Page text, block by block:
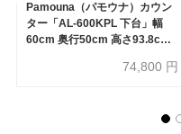
Pamouna（パモウナ）カウン
ター「AL-600KPL 下台」幅
60cm 奥行50cm 高さ93.8cm
74,800 円